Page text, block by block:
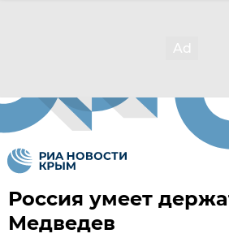
Россия умеет
Медведев